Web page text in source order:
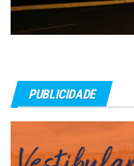
PUBLICIDADE